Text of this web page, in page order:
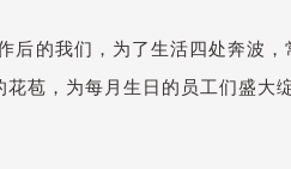
的我们，为了生活四处奔波
苞，为每月生日的员工们盛大绽